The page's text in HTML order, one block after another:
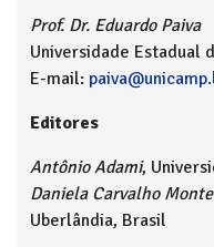
Prof. Dr. Eduardo Paiva
Universidade Estadual
E-mail:
Editores
Antônio Adami,
Daniela Carvalho
Uberlândia, Brasil